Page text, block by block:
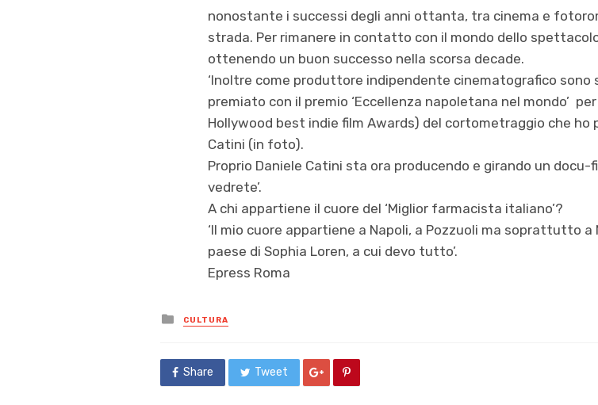
nonostante i successi degli anni ottanta, tra cinema e
strada. Per rimanere in contatto con il mondo dello
ottenendo un buon successo nella scorsa decade.
‘Inoltre come produttore indipendente cinematografico
premiato con il premio ‘Eccellenza napoletana nel mondo’
Hollywood best indie film Awards) del cortometraggio che ho
Catini (in foto).
Proprio Daniele Catini sta ora producendo e girando un
vedrete’.
A chi appartiene il cuore del ‘Miglior farmacista italiano’?
‘Il mio cuore appartiene a Napoli, a Pozzuoli ma soprattutto
paese di Sophia Loren, a cui devo tutto’.
Epress Roma
Posted
in
CULTURA
Share Tweet